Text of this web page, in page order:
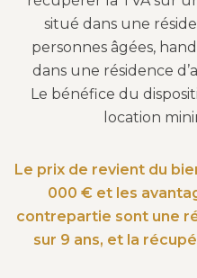
situé dans une
personnes âgées,
dans une résidence
Le bénéfice du
location
Le prix de revient du
000 € et les
contrepartie sont une
sur 9 ans, et la